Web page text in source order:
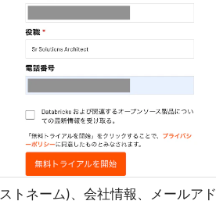
トネーム)、会社情報、メールアド